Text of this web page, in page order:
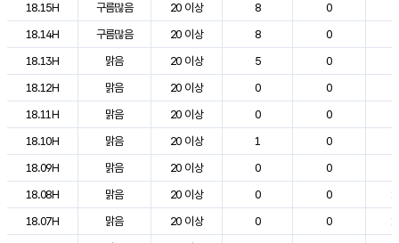
18.15H
구름많음 20 이상 8 0
18.14H
구름많음 20 이상 8 0
18.13H
맑음 20 이상 5 0
18.12H
맑음 20 이상 0 0
18.11H
맑음 20 이상 0 0
18.10H
맑음 20 이상 1 0
18.09H
맑음 20 이상 0 0
18.08H
맑음 20 이상 0 0
18.07H
맑음 20 이상 0 0